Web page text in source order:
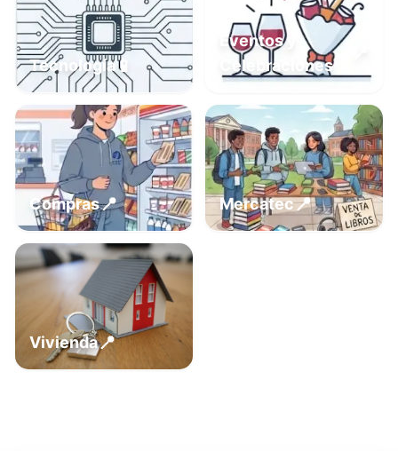
Tecnología📱
Eventos y
Celebraciones
Compras📍 Mercatec📍
Vivienda📍